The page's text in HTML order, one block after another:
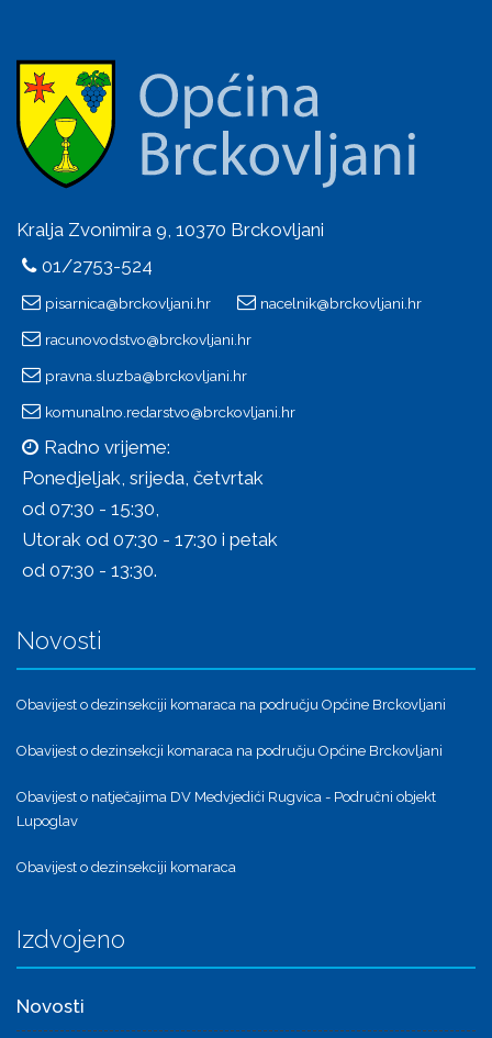
Kralja Zvonimira 9, 10370 Brckovljani
01/2753-524
pisarnica@brckovljani.hr nacelnik@brckovljani.hr
racunovodstvo@brckovljani.hr
pravna.sluzba@brckovljani.hr
komunalno.redarstvo@brckovljani.hr
Radno vrijeme:
Ponedjeljak, srijeda, četvrtak
od 07:30 - 15:30,
Utorak od 07:30 - 17:30 i petak
od 07:30 - 13:30.
Novosti
Obavijest o dezinsekciji komaraca na području Općine Brckovljani
Obavijest o dezinsekcji komaraca na području Općine Brckovljani
Obavijest o natječajima DV Medvjedići Rugvica - Područni objekt
Lupoglav
Obavijest o dezinsekciji komaraca
Izdvojeno
Novosti